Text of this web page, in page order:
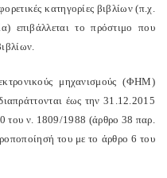
κατηγορίες βιβλίων (π.χ.
επιβάλλεται το πρόστιμο που
μηχανισμούς (ΦΗΜ)
έως την 31.12.2015
του ν. 1809/1988 (άρθρο 38 παρ.
του με το άρθρο 6 του